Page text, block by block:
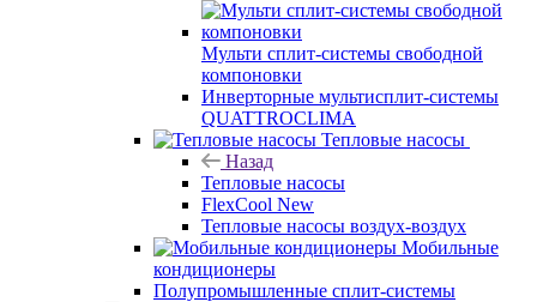
Мульти сплит-системы свободной
компоновки
Инверторные мультисплит-системы
QUATTROCLIMA
Тепловые насосы
Назад
Тепловые насосы
FlexCool New
Тепловые насосы воздух-воздух
Мобильные
кондиционеры
Полупромышленные сплит-системы